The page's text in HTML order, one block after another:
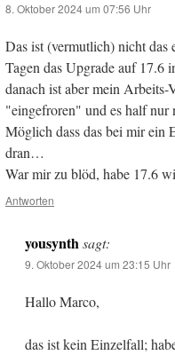
8. Oktober 2024 um 07:56 Uhr
Das ist (vermutlich) nicht das
Tagen das Upgrade auf 17.6
danach ist aber mein
"eingefroren" und es half
Möglich dass das bei mir ein
dran…
War mir zu blöd, habe 17.6
Antworten
yousynth sagt:
9. Oktober 2024 um 23:15 Uhr
Hallo Marco,
das ist kein Einzelfall;